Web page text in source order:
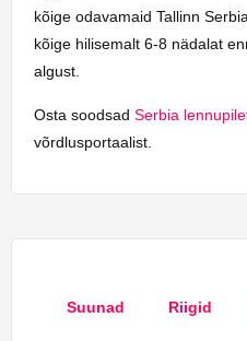
kõige odavamaid Tallinn
kõige hilisemalt 6-8 nädalat
algust.
Osta soodsad Serbia
võrdlusportaalist.
Suunad Riigid